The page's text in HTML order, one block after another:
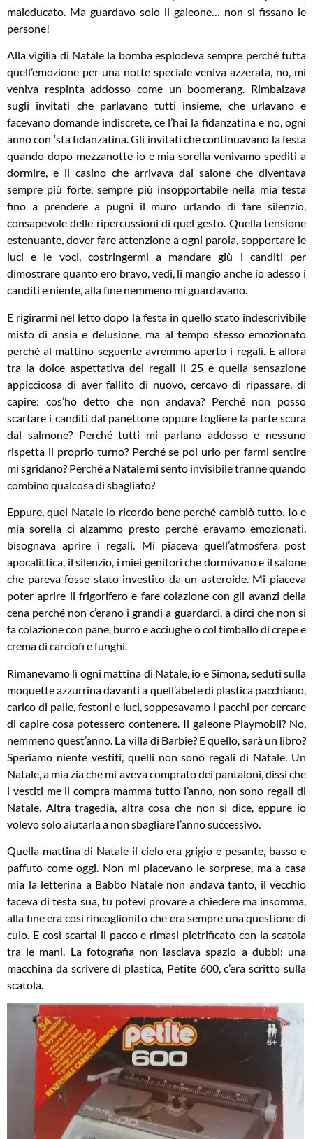
maleducato. Ma guardavo solo il galeone… non si fissano le
persone!
Alla vigilia di Natale la bomba esplodeva sempre perché tutta
quell’emozione per una notte speciale veniva azzerata, no, mi
veniva respinta addosso come un boomerang. Rimbalzava
sugli invitati che parlavano tutti insieme, che urlavano e
facevano domande indiscrete, ce l’hai la fidanzatina e no, ogni
anno con ‘sta fidanzatina. Gli invitati che continuavano la festa
quando dopo mezzanotte io e mia sorella venivamo spediti a
dormire, e il casino che arrivava dal salone che diventava
sempre più forte, sempre più insopportabile nella mia testa
fino a prendere a pugni il muro urlando di fare silenzio,
consapevole delle ripercussioni di quel gesto. Quella tensione
estenuante, dover fare attenzione a ogni parola, sopportare le
luci e le voci, costringermi a mandare giù i canditi per
dimostrare quanto ero bravo, vedi, li mangio anche io adesso i
canditi e niente, alla fine nemmeno mi guardavano.
E rigirarmi nel letto dopo la festa in quello stato indescrivibile
misto di ansia e delusione, ma al tempo stesso emozionato
perché al mattino seguente avremmo aperto i regali. E allora
tra la dolce aspettativa dei regali il 25 e quella sensazione
appiccicosa di aver fallito di nuovo, cercavo di ripassare, di
capire: cos’ho detto che non andava? Perché non posso
scartare i canditi dal panettone oppure togliere la parte scura
dal salmone? Perché tutti mi parlano addosso e nessuno
rispetta il proprio turno? Perché se poi urlo per farmi sentire
mi sgridano? Perché a Natale mi sento invisibile tranne quando
combino qualcosa di sbagliato?
Eppure, quel Natale lo ricordo bene perché cambiò tutto. Io e
mia sorella ci alzammo presto perché eravamo emozionati,
bisognava aprire i regali. Mi piaceva quell’atmosfera post
apocalittica, il silenzio, i miei genitori che dormivano e il salone
che pareva fosse stato investito da un asteroide. Mi piaceva
poter aprire il frigorifero e fare colazione con gli avanzi della
cena perché non c’erano i grandi a guardarci, a dirci che non si
fa colazione con pane, burro e acciughe o col timballo di crepe e
crema di carciofi e funghi.
Rimanevamo lì ogni mattina di Natale, io e Simona, seduti sulla
moquette azzurrina davanti a quell’abete di plastica pacchiano,
carico di palle, festoni e luci, soppesavamo i pacchi per cercare
di capire cosa potessero contenere. Il galeone Playmobil? No,
nemmeno quest’anno. La villa di Barbie? E quello, sarà un libro?
Speriamo niente vestiti, quelli non sono regali di Natale. Un
Natale, a mia zia che mi aveva comprato dei pantaloni, dissi che
i vestiti me li compra mamma tutto l’anno, non sono regali di
Natale. Altra tragedia, altra cosa che non si dice, eppure io
volevo solo aiutarla a non sbagliare l’anno successivo.
Quella mattina di Natale il cielo era grigio e pesante, basso e
paffuto come oggi. Non mi piacevano le sorprese, ma a casa
mia la letterina a Babbo Natale non andava tanto, il vecchio
faceva di testa sua, tu potevi provare a chiedere ma insomma,
alla fine era così rincoglionito che era sempre una questione di
culo. E così scartai il pacco e rimasi pietrificato con la scatola
tra le mani. La fotografia non lasciava spazio a dubbi: una
macchina da scrivere di plastica, Petite 600, c’era scritto sulla
scatola.